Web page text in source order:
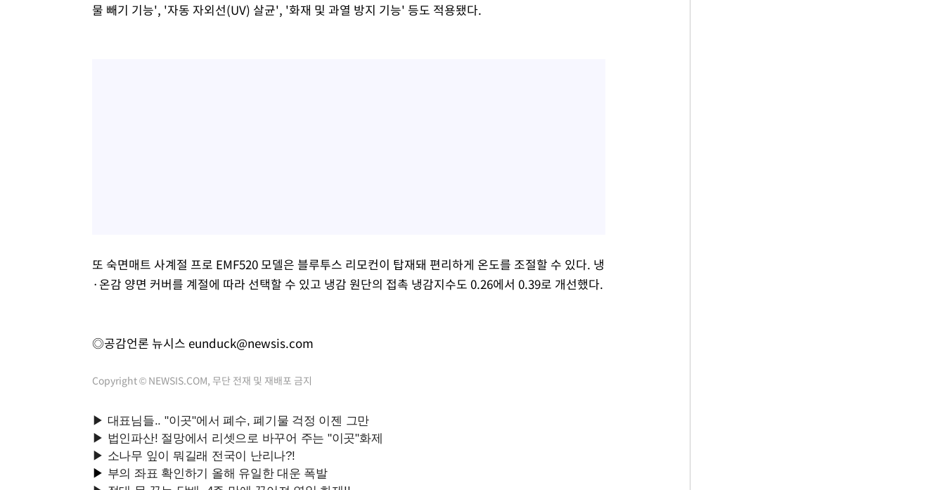
물 빼기 기능', '자동 자외선(UV) 살균', '화재 및 과열 방지 기능' 등도 적용됐다.
또 숙면매트 사계절 프로 EMF520 모델은 블루투스 리모컨이 탑재돼 편리하게 온도를 조절할 수 있다. 냉
·온감 양면 커버를 계절에 따라 선택할 수 있고 냉감 원단의 접촉 냉감지수도 0.26에서 0.39로 개선했다.
◎공감언론 뉴시스 eunduck@newsis.com
Copyright © NEWSIS.COM, 무단 전재 및 재배포 금지